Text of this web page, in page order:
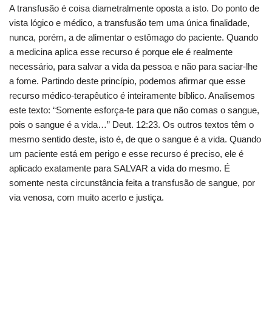
A transfusão é coisa diametralmente oposta a isto. Do ponto de
vista lógico e médico, a transfusão tem uma única finalidade,
nunca, porém, a de alimentar o estômago do paciente. Quando
a medicina aplica esse recurso é porque ele é realmente
necessário, para salvar a vida da pessoa e não para saciar-lhe
a fome. Partindo deste princípio, podemos afirmar que esse
recurso médico-terapêutico é inteiramente bíblico. Analisemos
este texto: “Somente esforça-te para que não comas o sangue,
pois o sangue é a vida…” Deut. 12:23. Os outros textos têm o
mesmo sentido deste, isto é, de que o sangue é a vida. Quando
um paciente está em perigo e esse recurso é preciso, ele é
aplicado exatamente para SALVAR a vida do mesmo. É
somente nesta circunstância feita a transfusão de sangue, por
via venosa, com muito acerto e justiça.